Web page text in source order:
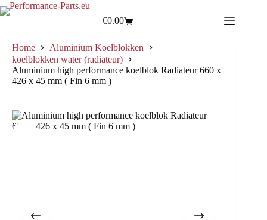
€0.00
Home
Aluminium Koelblokken
koelblokken water (radiateur)
Aluminium high performance koelblok Radiateur 660 x
426 x 45 mm ( Fin 6 mm )